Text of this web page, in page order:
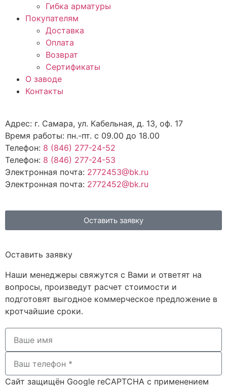
Гибка арматуры
Покупателям
Доставка
Оплата
Возврат
Сертификаты
О заводе
Контакты
Адрес: г. Самара, ул. Кабельная, д. 13, оф. 17
Время работы: пн.-пт. с 09.00 до 18.00
Телефон: 8 (846) 277-24-52
Телефон: 8 (846) 277-24-53
Электронная почта: 2772453@bk.ru
Электронная почта: 2772452@bk.ru
Оставить заявку
Оставить заявку
Наши менеджеры свяжутся с Вами и ответят на
вопросы, произведут расчет стоимости и
подготовят выгодное коммерческое предложение в
кротчайшие сроки.
Сайт защищён Google reCAPTCHA с применением